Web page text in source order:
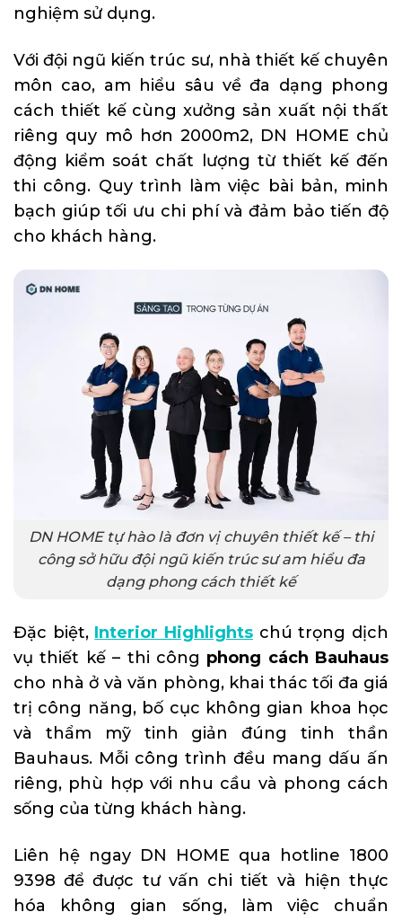
nghiệm sử dụng.
Với đội ngũ kiến trúc sư, nhà thiết kế chuyên
môn cao, am hiểu sâu về đa dạng phong
cách thiết kế cùng xưởng sản xuất nội thất
riêng quy mô hơn 2000m2, DN HOME chủ
động kiểm soát chất lượng từ thiết kế đến
thi công. Quy trình làm việc bài bản, minh
bạch giúp tối ưu chi phí và đảm bảo tiến độ
cho khách hàng.
DN HOME tự hào là đơn vị chuyên thiết kế – thi
công sở hữu đội ngũ kiến trúc sư am hiểu đa
dạng phong cách thiết kế
Đặc biệt, Interior Highlights chú trọng dịch
vụ thiết kế – thi công phong cách Bauhaus
cho nhà ở và văn phòng, khai thác tối đa giá
trị công năng, bố cục không gian khoa học
và thẩm mỹ tinh giản đúng tinh thần
Bauhaus. Mỗi công trình đều mang dấu ấn
riêng, phù hợp với nhu cầu và phong cách
sống của từng khách hàng.
Liên hệ ngay DN HOME qua hotline 1800
9398 để được tư vấn chi tiết và hiện thực
hóa không gian sống, làm việc chuẩn